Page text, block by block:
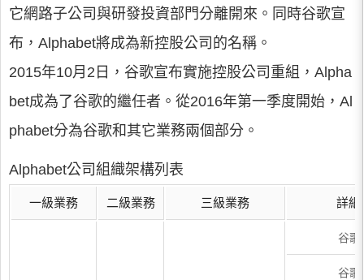
它網路子公司與研發投資部門分離開來。同時谷歌宣
布，Alphabet將成為新控股公司的名稱。
2015年10月2日，谷歌宣布實施控股公司重組，Alpha
bet成為了谷歌的繼任者。從2016年第一季度開始，Al
phabet分為谷歌和其它業務兩個部分。
Alphabet公司組織架構列表
一級業務 二級業務 三級業務 詳細
谷歌
谷歌